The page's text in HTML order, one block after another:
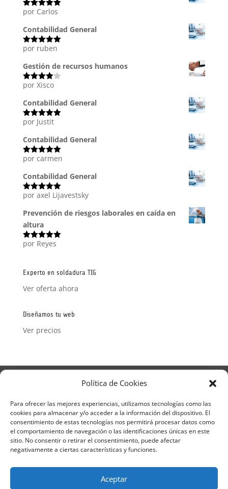
Política de Cookies
Para ofrecer las mejores experiencias, utilizamos tecnologías como las
cookies para almacenar y/o acceder a la información del dispositivo. El
consentimiento de estas tecnologías nos permitirá procesar datos como
el comportamiento de navegación o las identificaciones únicas en este
sitio. No consentir o retirar el consentimiento, puede afectar
negativamente a ciertas características y funciones.
Aceptar
Valorado
por Carlos
Contabilidad General
Valorado
por ruben
Gestión de recursos humanos
Valorado
5
por Xisco
Contabilidad General
Valorado
por Justit
Contabilidad General
Valorado
por carmen
Contabilidad General
Valorado
por axel Lijavestsky
Prevención de riesgos laborales en caída en
altura
Valorado
por Reyes
Experto en soldadura TIG
Ver oferta ahora
Diseñamos tu web
Ver precios
Aviso Legal
Política de Privacidad
Política de Cookies
Formulario de Datos necesarios para alta
Métodos de pago SEQURA
Métodos de pago
Formulario de Acción Formativa
Formulario de responsabilidad de APPCC
Formulario uso de imagen